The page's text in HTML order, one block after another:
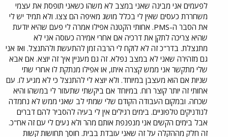
לפעמים אני מבינה שאני במצב לא משהו כשאני תופסת את עצמי
משחררת כעסים שאין לי בכלל מושג מאיפה הם צצו. ולא תמיד יש לי
את הסבר ה-PMS. אחותי הקטנה אפילו אמרה לי פעם שהיא יודעת
שהיא צריכה לתקן את דרכיה אם אחרי אמירה כעוסה אני לא
מתנצלת. בדר"כ זה לא לוקח לי הרבה זמן להתעשת ולהתנצל. ואז אני
גם מזהירה שאני לא במצב נפלא. זה גם מעניין איך זה יוצא. אם אבא
שלי מתקשר אני ממש קצרה איתו, או אפילו מנתקת לו אחרי שתי
שניות אם הוא מעצבן במיוחד. ולא יוצא לי להתנצל כי לא מגיע לו. עם
אחותי זה יותר קוצר רוח. במיוחד אם ביקשתי שתעזור לי במשהו והיא
שכחה. ובמקום העבודה הקודם שלי שמתי לב שאני ממש לא נחמדה
לנודניקים טלפוניים. בימים רגילים אין לי בעיה להסביר להם דברים
אבל בימים הקשים אני מנפנפת אותם מהר ולא נעים לי עם זה אח"כ.
זה חלק מההקלה על זה שאני עובדת בבית. חוסך תחושות קשות